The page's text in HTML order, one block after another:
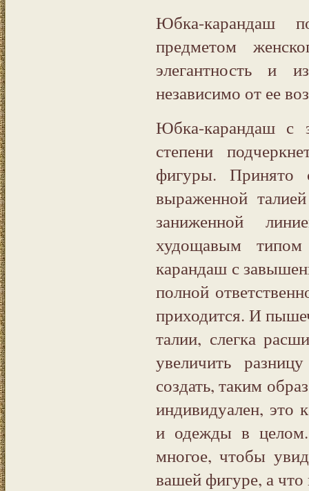
Юбка-карандаш
предметом
элегантность и
независимо от ее
Юбка-карандаш с
степени
фигуры. Принято
выраженной
заниженной
худощавым
карандаш с
полной
приходится. И
талии, слегка
увеличить
создать, таким
индивидуален, это
и одежды в целом.
многое, чтобы
вашей фигуре, а что